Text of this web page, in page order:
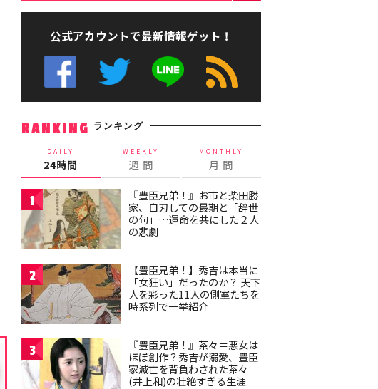
公式アカウントで最新情報ゲット！
RANKING ランキング
DAILY
24時間
WEEKLY
週 間
MONTHLY
月 間
1
『豊臣兄弟！』お市と柴田勝
家、自刃しての最期と「辞世
の句」…運命を共にした２人
の悲劇
2
【豊臣兄弟！】秀吉は本当に
「女狂い」だったのか？ 天下
人を彩った11人の側室たちを
時系列で一挙紹介
3
『豊臣兄弟！』茶々＝悪女は
ほぼ創作？秀吉が溺愛、豊臣
家滅亡を背負わされた茶々
(井上和)の壮絶すぎる生涯